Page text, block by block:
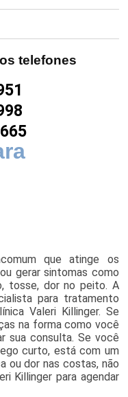
telefones
que atinge os
gerar sintomas como
tosse, dor no peito. A
para tratamento
Valeri Killinger. Se
na forma como você
sua consulta. Se você
curto, está com um
ou dor nas costas, não
Killinger para agendar